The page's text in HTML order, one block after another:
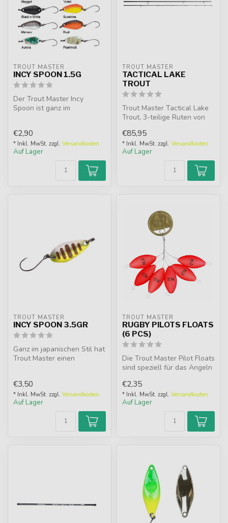
TROUT MASTER
INCY SPOON 1.5G
Der Trout Master Incy
Spoon ist ganz im
€2,90
* Inkl. MwSt. zzgl. Versandkosten
Auf Lager
TROUT MASTER
TACTICAL LAKE
TROUT
Trout Master Tactical Lake
Trout, 3-teilige Ruten von
Wurfge...
€85,95
* Inkl. MwSt. zzgl. Versandkosten
Auf Lager
TROUT MASTER
INCY SPOON 3.5GR
Ganz im japanischen Stil hat
Trout Master einen
€3,50
* Inkl. MwSt. zzgl. Versandkosten
Auf Lager
TROUT MASTER
RUGBY PILOTS FLOATS
(6 PCS)
Die Trout Master Pilot Floats
sind speziell für das Angeln
€2,35
* Inkl. MwSt. zzgl. Versandkosten
Auf Lager